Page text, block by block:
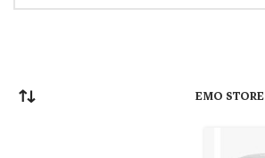
EMO STORE